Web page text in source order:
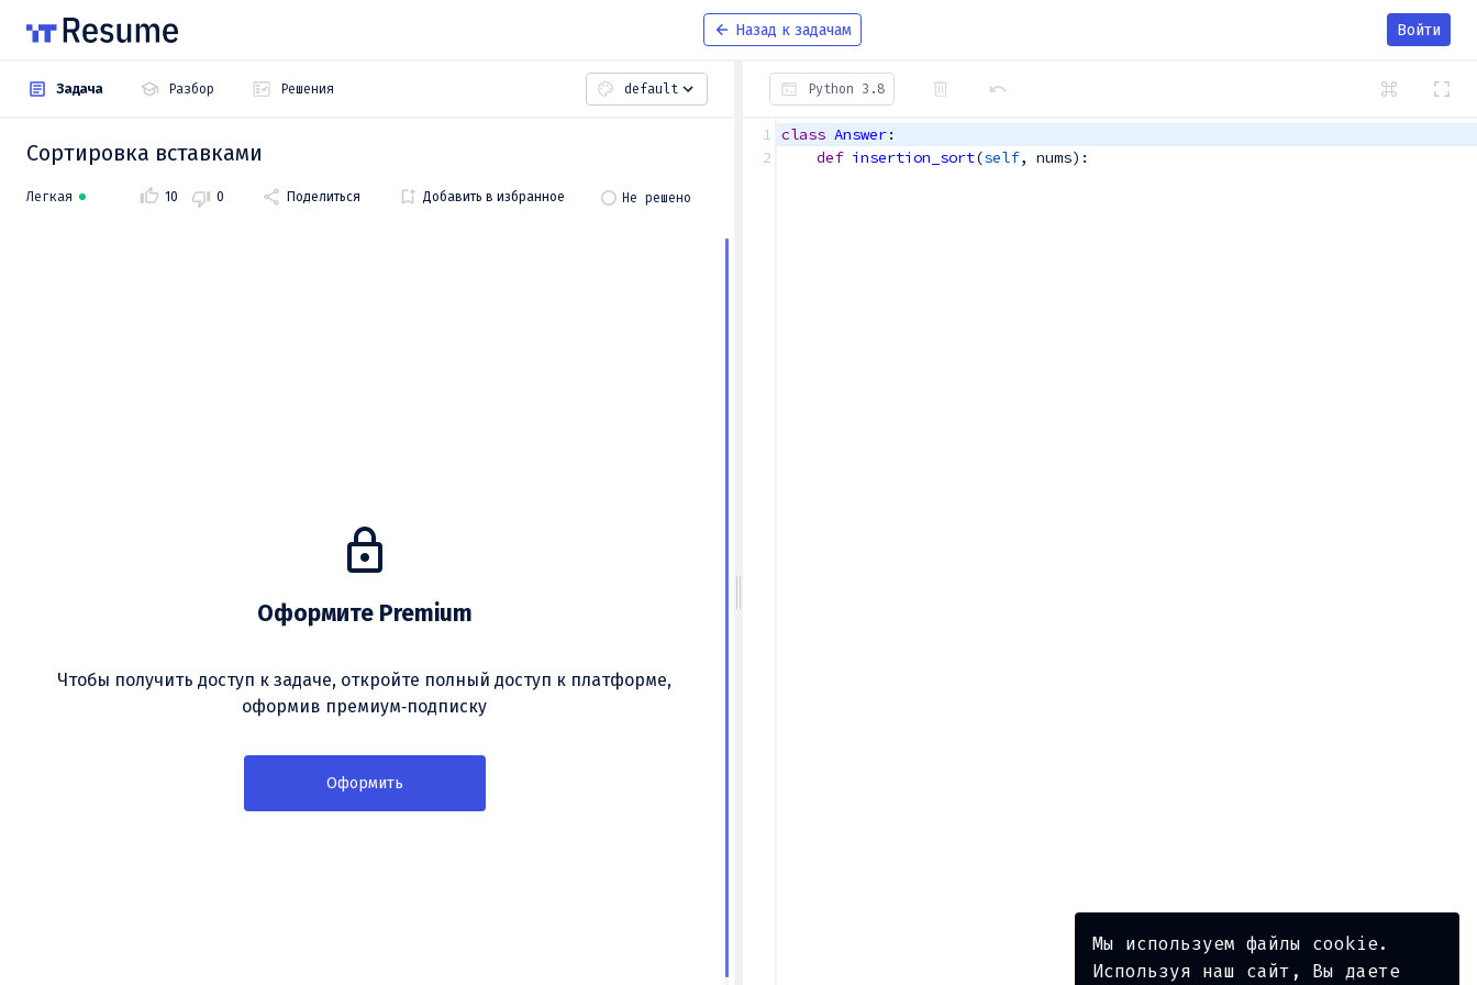
Назад к задачам Войти
Задача Разбор Решения default
Сортировка вставками
Легкая 10 0 Поделиться Добавить в избранное Не решено
Оформите Premium
Чтобы получить доступ к задаче, откройте полный доступ к платформе,
оформив премиум‑подписку
Оформить
Python 3.8
1 class Answer:
2
def insertion_sort(self, nums):
Мы используем файлы cookie.
Используя наш сайт, Вы даете